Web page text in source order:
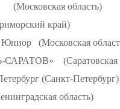
область)
край)
(Московская
(Саратовская
(Санкт-Петербург)
область)